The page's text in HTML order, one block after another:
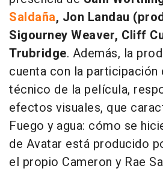
Saldaña, Jon Landau
Sigourney Weaver, Cliff
Trubridge. Además, la
cuenta con la participación
técnico de la película,
efectos visuales, que
Fuego y agua: cómo se
de Avatar está producido
el propio Cameron y Rae